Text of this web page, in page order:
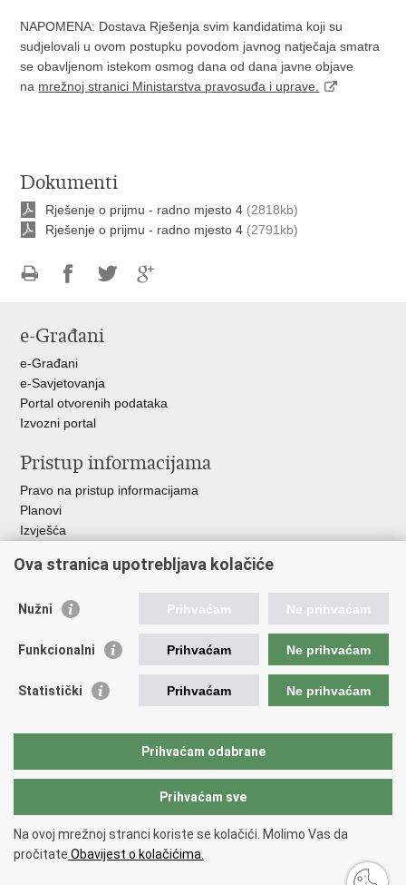
NAPOMENA: Dostava Rješenja svim kandidatima koji su
sudjelovali u ovom postupku povodom javnog natječaja smatra
se obavljenom istekom osmog dana od dana javne objave
na mrežnoj stranici Ministarstva pravosuđa i uprave.
Dokumenti
Rješenje o prijmu - radno mjesto 4 (2818kb)
Rješenje o prijmu - radno mjesto 4 (2791kb)
FacebookuTwitteru
e-Građani
e-Građani
e-Savjetovanja
Portal otvorenih podataka
Izvozni portal
Pristup informacijama
Pravo na pristup informacijama
Planovi
Izvješća
Vlada RH
Ured predsjednika
Ministarstvo demografije i useljeništva
HRT - Glas Hrvatske
Copyright © 2026 Središnji državni ured za Hrvate izvan Republike
Hrvatske
Uvjeti korištenja.Izjava o pristupačnosti
Ova stranica upotrebljava kolačiće
Nužni Prihvaćam Ne prihvaćam
Funkcionalni Prihvaćam Ne prihvaćam
Statistički Prihvaćam Ne prihvaćam
Prihvaćam odabrane
Prihvaćam sve
Na ovoj mrežnoj stranci koriste se kolačići. Molimo Vas da
pročitate Obavijest o kolačićima.